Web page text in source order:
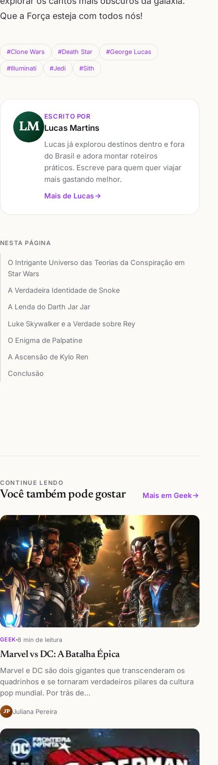
Que a Força esteja com todos nós!
#Clone Wars #Death Star #George Lucas
#Illuminati #Jedi #Sith
LM
ESCRITO POR
Lucas Martins
Lucas já explorou destinos dentro e fora
do Brasil e adora montar roteiros
práticos. Escreve para quem quer viajar
mais gastando melhor.
Mais de Lucas
NESTA PÁGINA
O Intrigante Universo das Teorias da Conspiração em
Star Wars
A Verdadeira Identidade de Snoke
A Lenda do Darth Jar Jar
Luke Skywalker e a Verdade sobre Rey
O Enigma de Palpatine
A Ascensão de Kylo Ren
Conclusão
CONTINUE LENDO
Você também pode gostar Mais em Geek
GEEK 8 min de leitura
Marvel vs DC: A Batalha Épica
Marvel e DC são dois gigantes que transcenderam os
quadrinhos e se tornaram verdadeiros pilares da cultura
pop mundial. Por trás de…
JP Juliana Pereira